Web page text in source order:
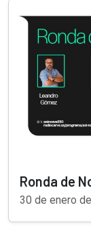
Ronda de
30 de enero